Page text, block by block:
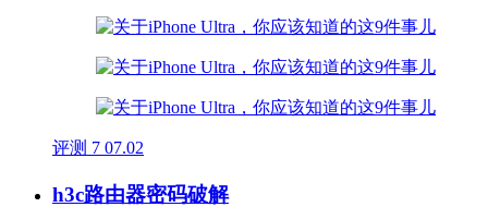
评测 7 07.02
h3c路由器密码破解